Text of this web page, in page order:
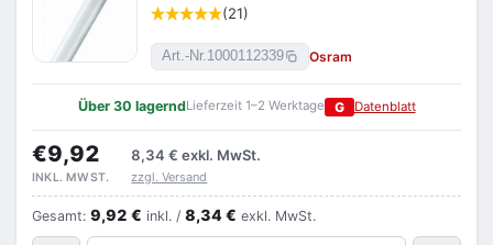
(21)
Art.-Nr.1000112339 Osram
Über 30 lagerndLieferzeit 1–2 Werktage G Datenblatt
€9,92 8,34 € exkl. MwSt.
INKL. MWST. zzgl. Versand
Gesamt: 9,92 € inkl. / 8,34 € exkl. MwSt.